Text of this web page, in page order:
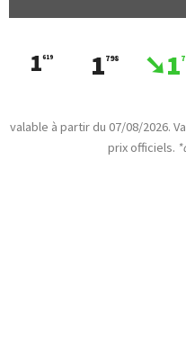
1619 1798 ➘1
valable à partir du 07/08/2026.
prix officiels.